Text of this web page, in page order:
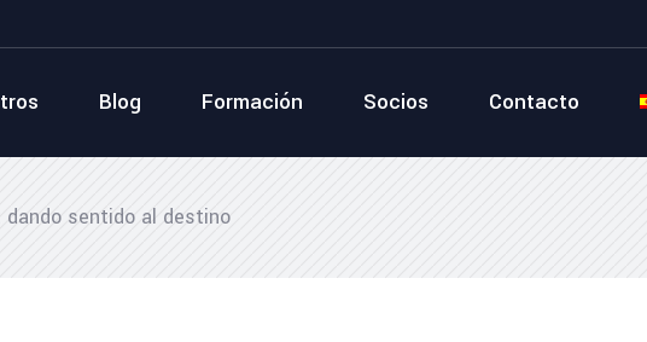
Blog Formación Socios Contacto
dando sentido al destino